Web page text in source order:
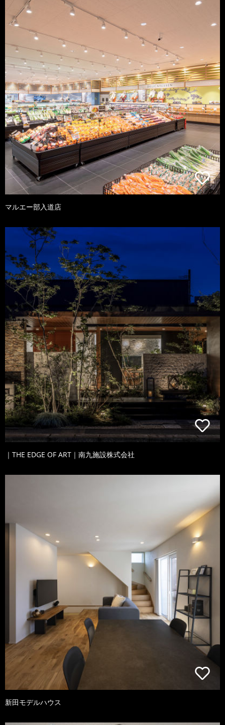
マルエー部入道店
｜THE EDGE OF ART｜南九施設株式会社
新田モデルハウス